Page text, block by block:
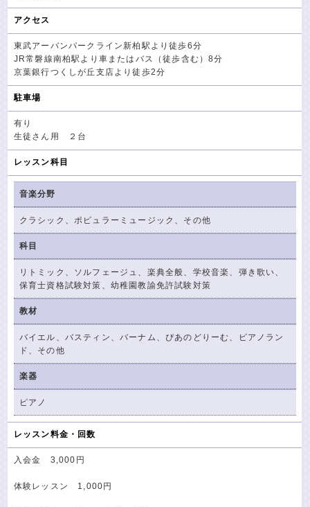
アクセス
東武アーバンパークライン新柏駅より徒歩6分
JR常磐線南柏駅より車またはバス（徒歩含む）8分
京葉銀行つくしが丘支店より徒歩2分
駐車場
有り
生徒さん用 ２台
レッスン科目
音楽分野
クラシック、ポピュラーミュージック、その他
科目
リトミック、ソルフェージュ、楽典全般、学校音楽、弾き歌い、
保育士資格試験対策、幼稚園教諭免許試験対策
教材
バイエル、バスティン、バーナム、ぴあのどりーむ、ピアノラン
ド、その他
楽器
ピアノ
レッスン料金・回数
入会金 3,000円
体験レッスン 1,000円